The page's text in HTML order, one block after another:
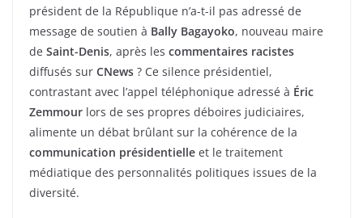
président de la République n’a-t-il pas adressé de
message de soutien à Bally Bagayoko, nouveau maire
de Saint-Denis, après les commentaires racistes
diffusés sur CNews ? Ce silence présidentiel,
contrastant avec l’appel téléphonique adressé à Éric
Zemmour lors de ses propres déboires judiciaires,
alimente un débat brûlant sur la cohérence de la
communication présidentielle et le traitement
médiatique des personnalités politiques issues de la
diversité.